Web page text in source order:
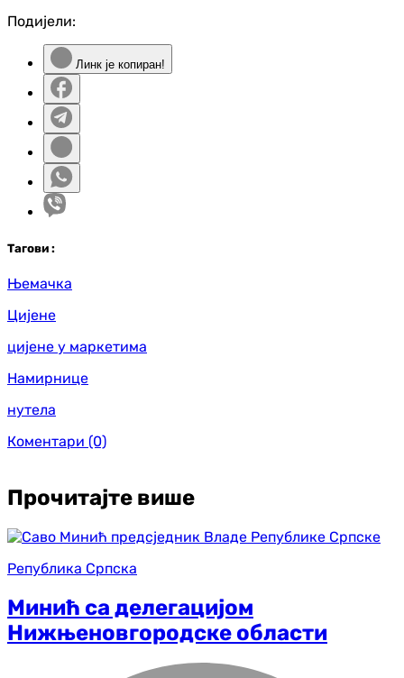
Подијели:
Линк је копиран!
Тагови :
Њемачка
Цијене
цијене у маркетима
Намирнице
нутела
Коментари (0)
Прочитајте више
Република Српска
Минић са делегацијом
Нижњеновгородске области